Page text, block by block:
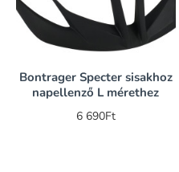
Bontrager Specter sisakhoz
napellenző L mérethez
6 690Ft